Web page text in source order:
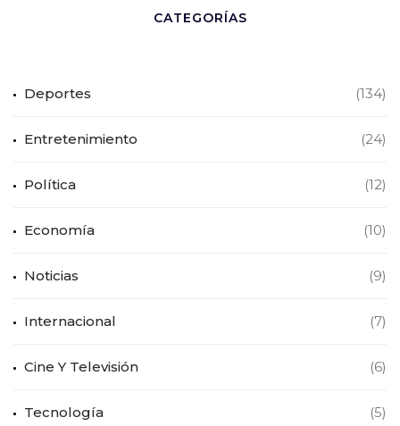
CATEGORÍAS
Deportes (134)
Entretenimiento (24)
Política (12)
Economía (10)
Noticias (9)
Internacional (7)
Cine Y Televisión (6)
Tecnología (5)